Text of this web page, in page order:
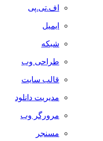
اف.تی.پی
ایمیل
شبکه
طراحی وب
قالب سایت
مدیریت دانلود
مرورگر وب
مسنجر